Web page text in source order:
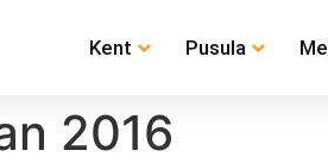
Kent Pusula
2016